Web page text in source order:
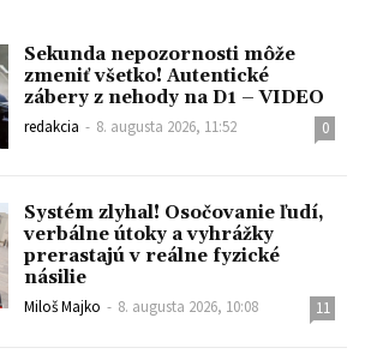
Sekunda nepozornosti môže
zmeniť všetko! Autentické
zábery z nehody na D1 – VIDEO
redakcia - 8. augusta 2026, 11:52 0
Systém zlyhal! Osočovanie ľudí,
verbálne útoky a vyhrážky
prerastajú v reálne fyzické
násilie
Miloš Majko - 8. augusta 2026, 10:08 11